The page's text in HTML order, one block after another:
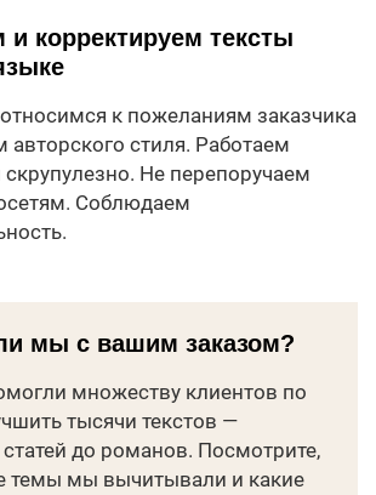
и корректируем тексты
к пожеланиям заказчика
авторского стиля. Работаем
скрупулезно. Не перепоручаем
Соблюдаем
мы с вашим заказом?
множеству клиентов по
тысячи текстов —
до романов. Посмотрите,
темы мы вычитывали и какие